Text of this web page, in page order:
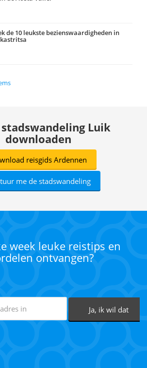
de 10 leukste bezienswaardigheden in
Luik
downloaden
reisgids Ardennen
me de stadswandeling
week leuke reistips en
ontvangen?